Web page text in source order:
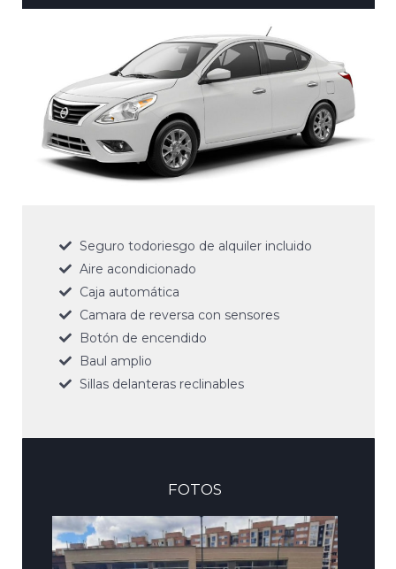
Seguro todoriesgo de alquiler incluido
Aire acondicionado
Caja automática
Camara de reversa con sensores
Botón de encendido
Baul amplio
Sillas delanteras reclinables
FOTOS